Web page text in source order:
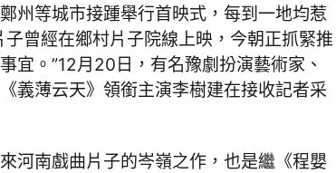
州等城市接踵舉行首映式，每到一地均惹
子曾經在鄉村片子院線上映，今朝正抓緊推
宜。”12月20日，有名豫劇扮演藝術家、
《義薄云天》領銜主演李樹建在接收記者采
河南戲曲片子的岑嶺之作，也是繼《程嬰